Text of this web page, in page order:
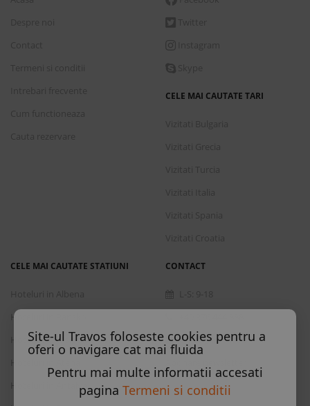
CELE MAI CAUTATE TARI
CELE MAI CAUTATE STATIUNI
Hoteluri in Bansko
Hoteluri in Nisipurile de Aur
Hoteluri in Antalya
CONTACT
office@travos.ro
Site-ul Travos foloseste cookies pentru a
oferi o navigare cat mai fluida
Pentru mai multe informatii accesati
pagina Termeni si conditii